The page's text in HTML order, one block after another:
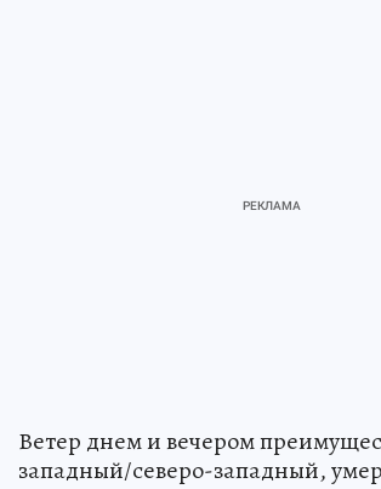
Ветер днем и вечером
западный/северо-западный,